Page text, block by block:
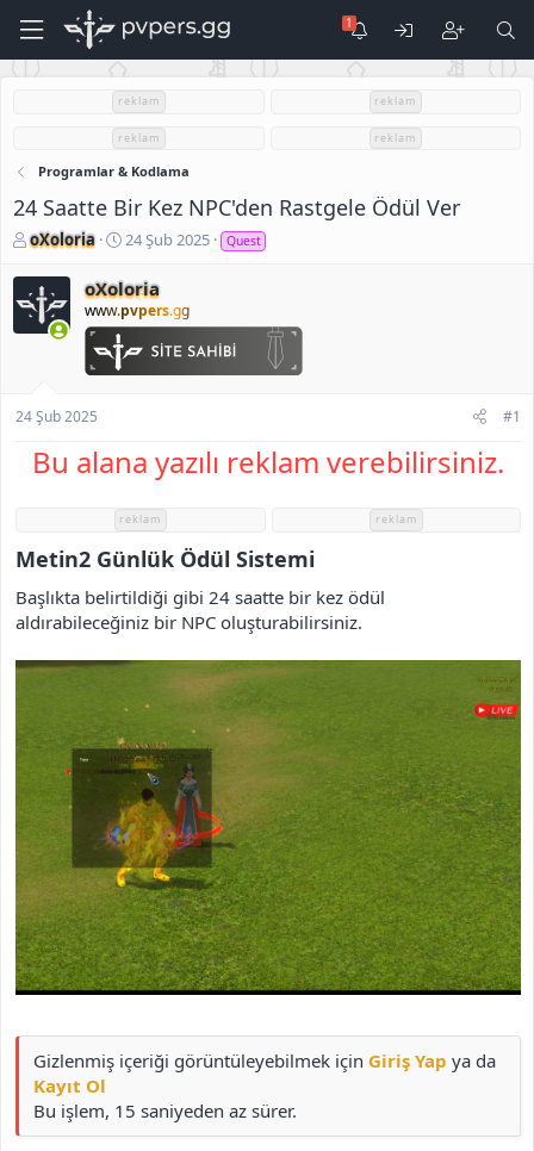
reklam reklam
reklam reklam
Programlar & Kodlama
24 Saatte Bir Kez NPC'den Rastgele Ödül Ver
K
n
u
S
b
oXoloria
B
ş
l
a
n
a
r
h
i
24 Şub 2025 Quest
oXoloria
www.pvpers.gg
24 Şub 2025 #1
Bu alana yazılı reklam verebilirsiniz.
reklam reklam
Metin2 Günlük Ödül Sistemi​
Başlıkta belirtildiği gibi 24 saatte bir kez ödül
aldırabileceğiniz bir NPC oluşturabilirsiniz.
Gizlenmiş içeriği görüntüleyebilmek için Giriş Yap ya da
Kayıt Ol
Bu işlem, 15 saniyeden az sürer.